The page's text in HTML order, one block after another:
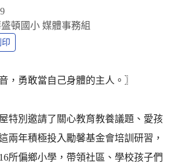
頓國小 媒體事務組
印
，勇敢當自己身體的主人。〗
特別邀請了關心教育教養議題、愛孩
兩年積極投入勵馨基金會培訓研習，
所偏鄉小學，帶領社區、學校孩子們